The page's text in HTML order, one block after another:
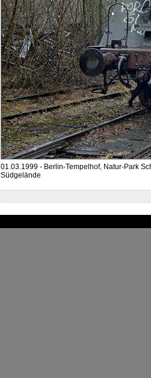
01.03.1999 - Berlin-Tempelhof, Natur-Park
Südgelände